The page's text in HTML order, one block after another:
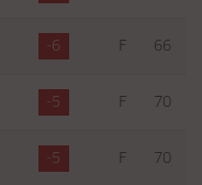
-6 F 66
-5 F 70
-5 F 70